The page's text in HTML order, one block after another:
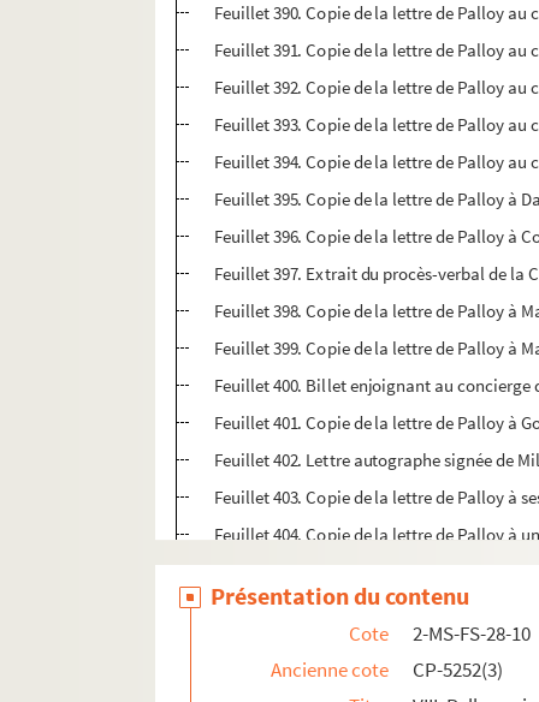
Feuillet 390. Copie de la lettre de Palloy au
Feuillet 391. Copie de la lettre de Palloy au
Feuillet 392. Copie de la lettre de Palloy
Feuillet 393. Copie de la lettre de Palloy au
Feuillet 394. Copie de la lettre de Palloy au
Feuillet 395. Copie de la lettre de Palloy à
Feuillet 396. Copie de la lettre de Palloy à
Feuillet 397. Extrait du procès-verbal de la
Feuillet 398. Copie de la lettre de Palloy à
Feuillet 399. Copie de la lettre de Palloy à
Feuillet 400. Billet enjoignant au concierge
Feuillet 401. Copie de la lettre de Palloy à
Feuillet 402. Lettre autographe signée de
Feuillet 403. Copie de la lettre de Palloy à
Feuillet 404. Copie de la lettre de Palloy à
Feuillet 405. Copie d'un arrêté du Comité
Feuillet 406. Municipalité de Paris. Extrait
Feuillet 407. Copie de la lettre de Palloy à
Feuillet 408. Brouillon de la lettre de Palloy
Présentation du contenu
Cote
2-MS-FS-28-10
Ancienne cote
CP-5252(3)